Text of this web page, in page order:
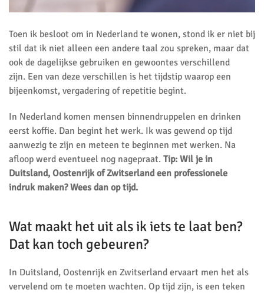
Toen ik besloot om in Nederland te wonen, stond ik er niet bij
stil dat ik niet alleen een andere taal zou spreken, maar dat
ook de dagelijkse gebruiken en gewoontes verschillend
zijn. Een van deze verschillen is het tijdstip waarop een
bijeenkomst, vergadering of repetitie begint.
In Nederland komen mensen binnendruppelen en drinken
eerst koffie. Dan begint het werk. Ik was gewend op tijd
aanwezig te zijn en meteen te beginnen met werken. Na
afloop werd eventueel nog nagepraat. Tip: Wil je in
Duitsland, Oostenrijk of Zwitserland een professionele
indruk maken? Wees dan op tijd.
Wat maakt het uit als ik iets te laat ben?
Dat kan toch gebeuren?
In Duitsland, Oostenrijk en Zwitserland ervaart men het als
vervelend om te moeten wachten. Op tijd zijn, is een teken